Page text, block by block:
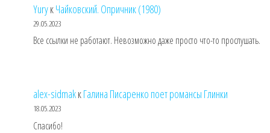
YuryкЧайковский. Опричник (1980)
29.05.2023
Все ссылки не работают. Невозможно даже просто что-то прослушать.
alex-sidmakкГалина Писаренко поет романсы Глинки
18.05.2023
Спасибо!